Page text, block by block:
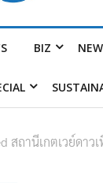
BIZ
สถานีเกตเวย์ดาว